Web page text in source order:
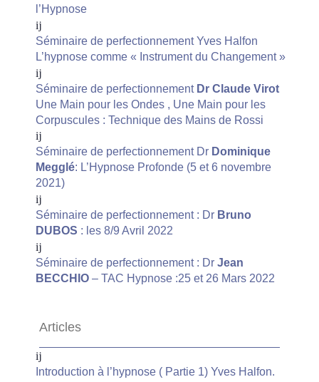
l’Hypnose
Séminaire de perfectionnement Yves Halfon
L’hypnose comme « Instrument du Changement »
Séminaire de perfectionnement Dr Claude Virot
Une Main pour les Ondes , Une Main pour les
Corpuscules : Technique des Mains de Rossi
Séminaire de perfectionnement Dr Dominique
Megglé: L’Hypnose Profonde (5 et 6 novembre
2021)
Séminaire de perfectionnement : Dr Bruno
DUBOS : les 8/9 Avril 2022
Séminaire de perfectionnement : Dr Jean
BECCHIO – TAC Hypnose :25 et 26 Mars 2022
Articles
Introduction à l’hypnose ( Partie 1) Yves Halfon.